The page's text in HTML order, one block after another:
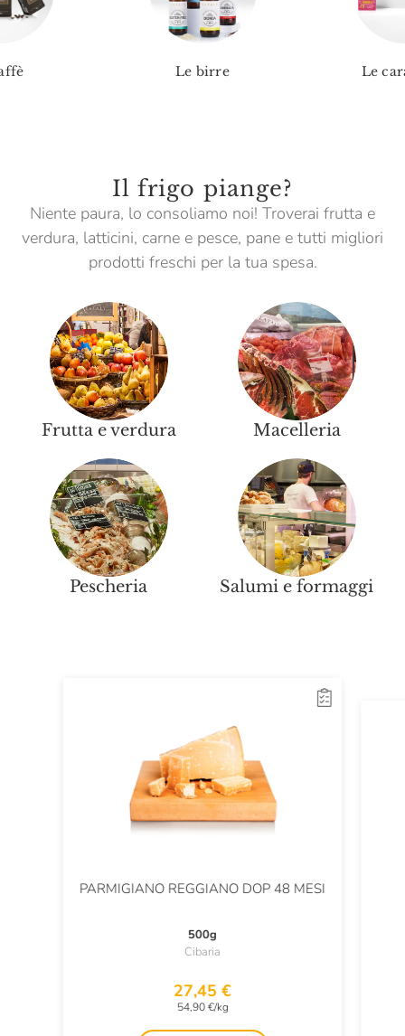
Le birre Le
Il frigo piange?
Niente paura, lo consoliamo noi! Troverai frutta e
verdura, latticini, carne e pesce, pane e tutti migliori
prodotti freschi per la tua spesa.
Frutta e verdura Macelleria
Pescheria Salumi e formaggi
PARMIGIANO REGGIANO DOP 48 MESI
500g
Cibaria
27,45 €
54,90 €/kg